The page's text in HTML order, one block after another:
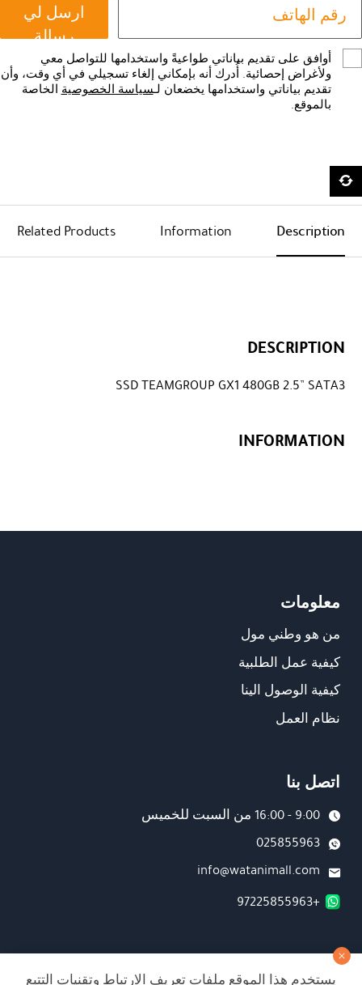
ارسل لي
رسالة
أوافق على تقديم بياناتي طواعيةً واستخدامها للتواصل معي
ولأغراض إحصائية. أُدرك أنه بإمكاني إلغاء تسجيلي في أي وقت، وأن
تقديم بياناتي واستخدامها يخضعان لـسياسة الخصوصية الخاصة
بالموقع.
Description
Information
Related Products
DESCRIPTION
SSD TEAMGROUP GX1 480GB 2.5” SATA3
INFORMATION
معلومات
من هو وطني مول
كيفية عمل الطلبية
كيفية الوصول الينا
نظام العمل
اتصل بنا
9:00 - 16:00 من السبت للخميس
025855963
info@watanimall.com
+97225855963
فروع
يستخدم هذا الموقع ملفات تعريف الارتباط وتقنيات التتبع